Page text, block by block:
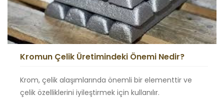
Kromun Çelik Üretimindeki Önemi Nedir?
Krom, çelik alaşımlarında önemli bir elementtir ve
çelik özelliklerini iyileştirmek için kullanılır.